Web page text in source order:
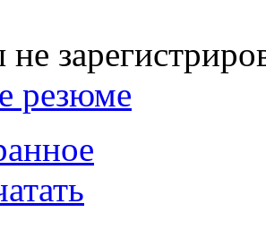
не
резюме